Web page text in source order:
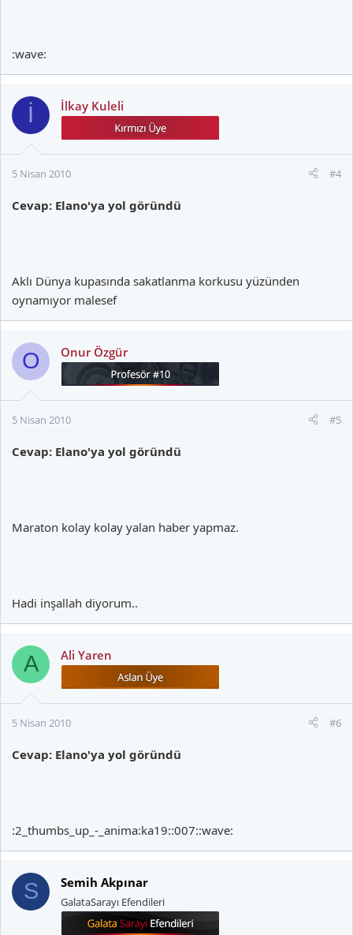
:wave:
İ İlkay Kuleli
5 Nisan 2010 #4
Cevap: Elano'ya yol göründü
Aklı Dünya kupasında sakatlanma korkusu yüzünden
oynamıyor malesef
O Onur Özgür
5 Nisan 2010 #5
Cevap: Elano'ya yol göründü
Maraton kolay kolay yalan haber yapmaz.
Hadi inşallah diyorum..
A Ali Yaren
5 Nisan 2010 #6
Cevap: Elano'ya yol göründü
:2_thumbs_up_-_anima:ka19::007::wave:
S Semih Akpınar
GalataSarayı Efendileri